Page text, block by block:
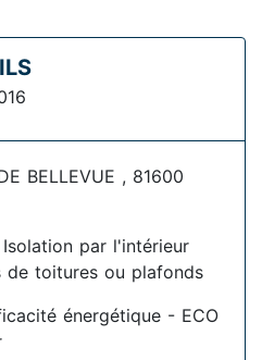
BELLEVUE , 81600
Isolation par l'intérieur
de toitures ou plafonds
énergétique - ECO